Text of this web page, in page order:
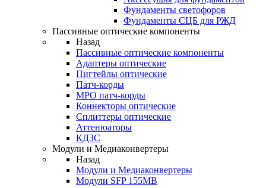
Фундаменты светофоров
Фундаменты СЦБ для РЖД
Пассивные оптические компоненты
Назад
Пассивные оптические компоненты
Адаптеры оптические
Пигтейлы оптические
Патч-корды
MPO патч-корды
Коннекторы оптические
Сплиттеры оптические
Аттенюаторы
КДЗС
Модули и Медиаконвертеры
Назад
Модули и Медиаконвертеры
Модули SFP 155MB